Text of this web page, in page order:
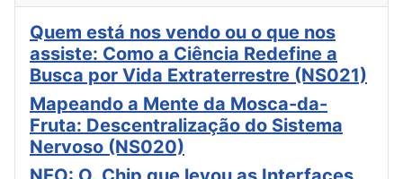
Quem está nos vendo ou o que nos
assiste: Como a Ciência Redefine a
Busca por Vida Extraterrestre (NS021)
Mapeando a Mente da Mosca-da-
Fruta: Descentralização do Sistema
Nervoso (NS020)